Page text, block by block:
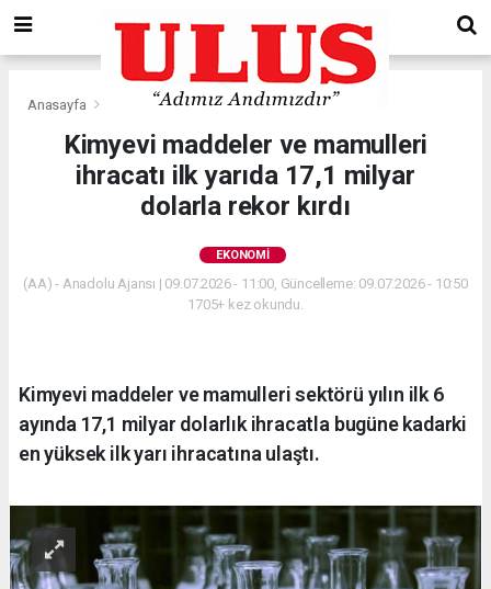
Anasayfa Ekonomi
Kimyevi maddeler ve mamulleri
ihracatı ilk yarıda 17,1 milyar
dolarla rekor kırdı
EKONOMI
(AA) - Anadolu Ajansı | 09.07.2026 - 11:00, Güncelleme: 09.07.2026 - 10:50
1705+ kez okundu.
Kimyevi maddeler ve mamulleri sektörü yılın ilk 6
ayında 17,1 milyar dolarlık ihracatla bugüne kadarki
en yüksek ilk yarı ihracatına ulaştı.